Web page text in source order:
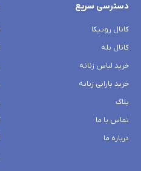
دسترسی سریع
کانال روبیکا
کانال بله
خرید لباس زنانه
خرید بارانی زنانه
بلاگ
تماس با ما
درباره ما